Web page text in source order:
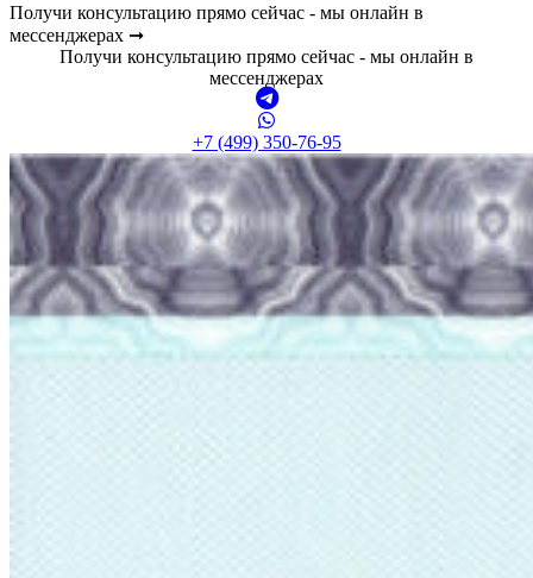
Получи консультацию прямо сейчас - мы онлайн в
мессенджерах ➞
Получи консультацию прямо сейчас - мы онлайн в
мессенджерах
+7 (499) 350-76-95